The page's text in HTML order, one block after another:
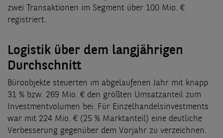
zwei Transaktionen im Segment über 100 Mio. €
registriert.
Logistik über dem langjährigen
Durchschnitt
Büroobjekte steuerten im abgelaufenen Jahr mit knapp
31 % bzw. 269 Mio. € den größten Umsatzanteil zum
Investmentvolumen bei. Für Einzelhandelsinvestments
war mit 224 Mio. € (25 % Marktanteil) eine deutliche
Verbesserung gegenüber dem Vorjahr zu verzeichnen.